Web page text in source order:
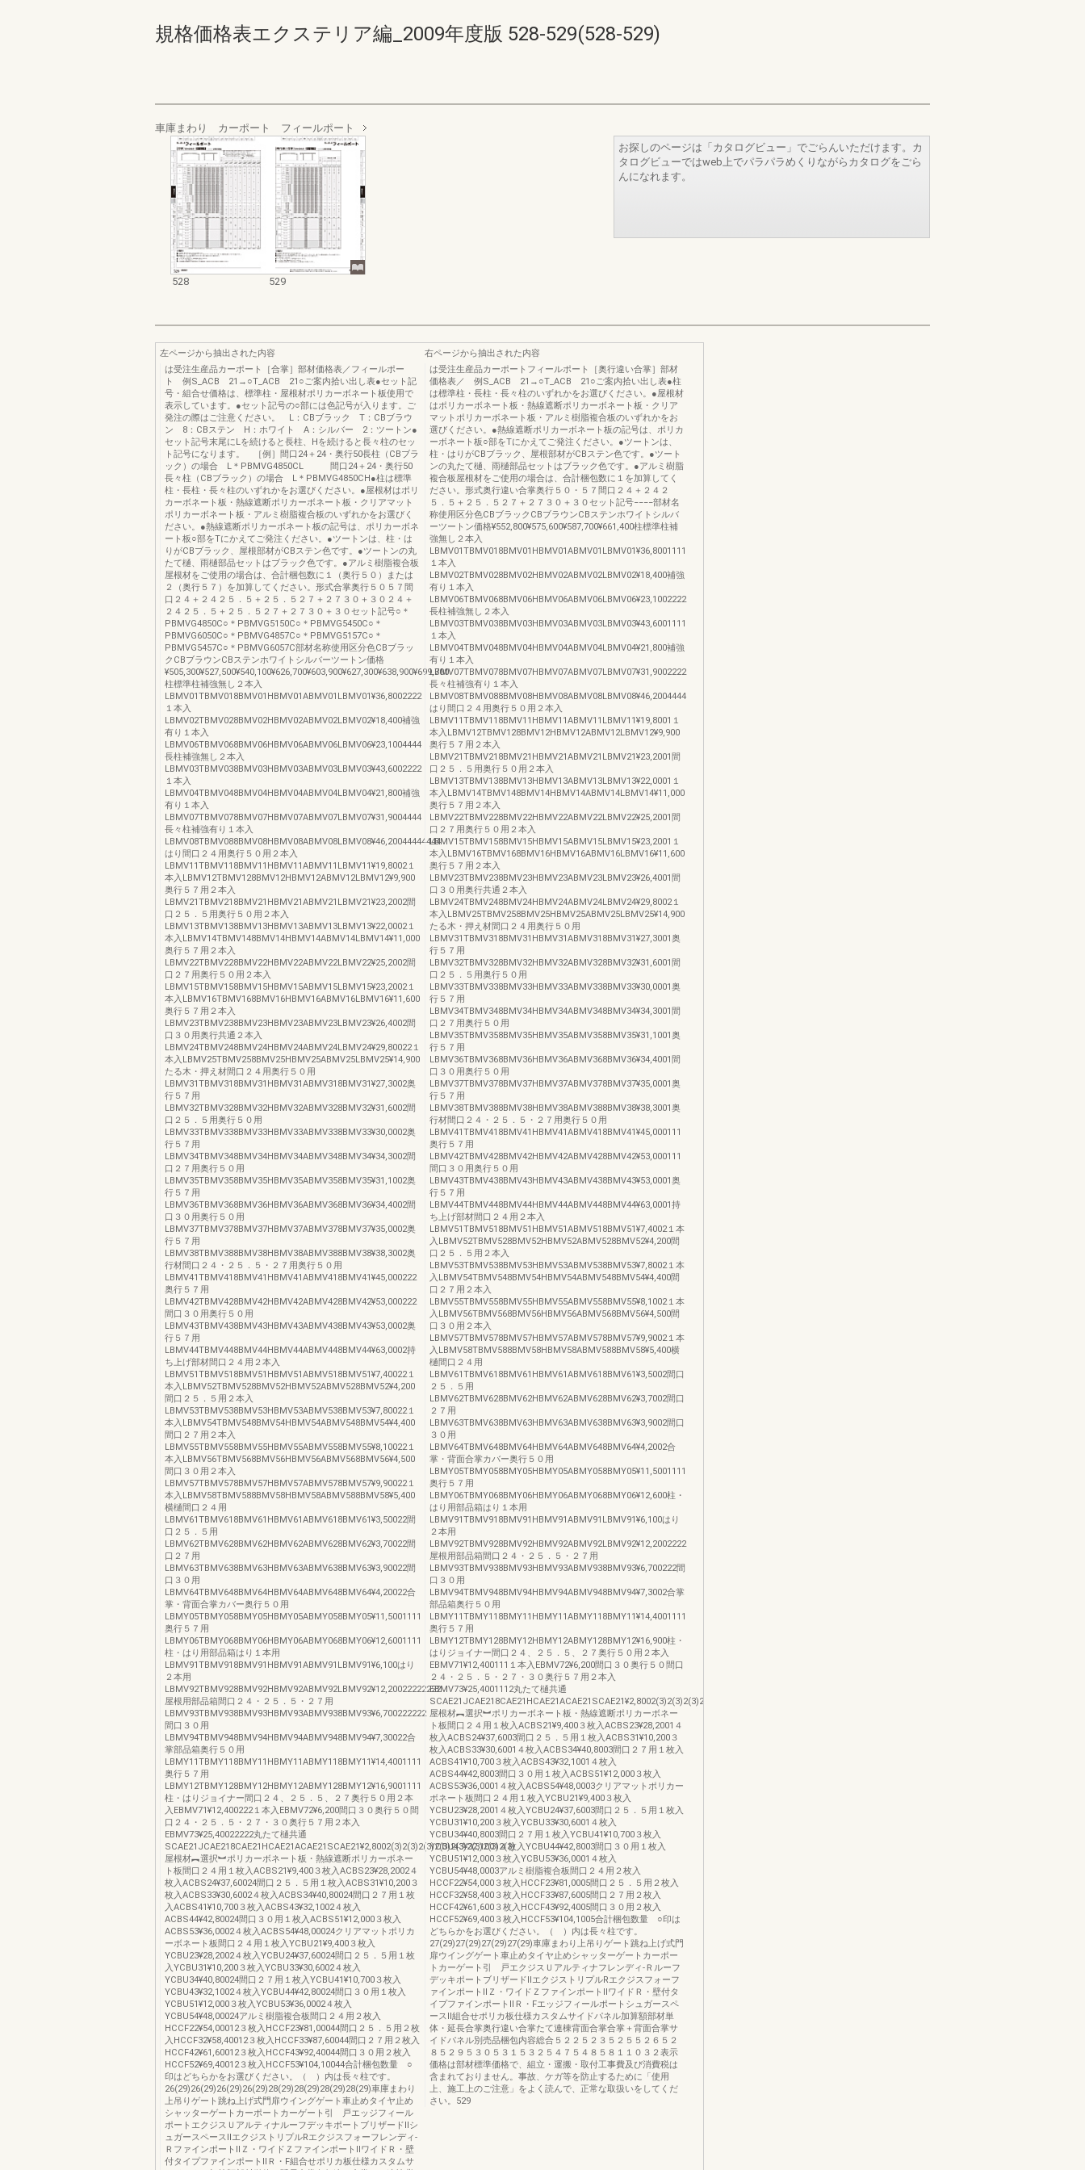
規格価格表エクステリア編_2009年度版 528-529(528-529)
車庫まわり カーポート フィールポート
528 529
お探しのページは「カタログビュー」でごらんいただけます。カ
タログビューではweb上でパラパラめくりながらカタログをごら
んになれます。
左ページから抽出された内容
は受注生産品カーポート［合掌］部材価格表／フィールポー
ト 例S_ACB 21→○T_ACB 21○ご案内拾い出し表●セット記
号・組合せ価格は、標準柱・屋根材ポリカーボネート板使用で
表示しています。●セット記号の○部には色記号が入ります。ご
発注の際はご注意ください。 L：CBブラック T：CBブラウ
ン 8：CBステン H：ホワイト A：シルバー 2：ツートン●
セット記号末尾にLを続けると長柱、Hを続けると長々柱のセッ
ト記号になります。 ［例］間口24＋24・奥行50長柱（CBブラ
ック）の場合 L＊PBMVG4850CL 間口24＋24・奥行50
長々柱（CBブラック）の場合 L＊PBMVG4850CH●柱は標準
柱・長柱・長々柱のいずれかをお選びください。●屋根材はポリ
カーボネート板・熱線遮断ポリカーボネート板・クリアマット
ポリカーボネート板・アルミ樹脂複合板のいずれかをお選びく
ださい。●熱線遮断ポリカーボネート板の記号は、ポリカーボネ
ート板○部をTにかえてご発注ください。●ツートンは、柱・は
りがCBブラック、屋根部材がCBステン色です。●ツートンの丸
たて樋、雨樋部品セットはブラック色です。●アルミ樹脂複合板
屋根材をご使用の場合は、合計梱包数に１（奥行５０）または
２（奥行５７）を加算してください。形式合掌奥行５０５７間
口２４＋２４２５．５＋２５．５２７＋２７３０＋３０２４＋
２４２５．５＋２５．５２７＋２７３０＋３０セット記号○＊
PBMVG4850C○＊PBMVG5150C○＊PBMVG5450C○＊
PBMVG6050C○＊PBMVG4857C○＊PBMVG5157C○＊
PBMVG5457C○＊PBMVG6057C部材名称使用区分色CBブラッ
クCBブラウンCBステンホワイトシルバーツートン価格
¥505,300¥527,500¥540,100¥626,700¥603,900¥627,300¥638,900¥699,700
柱標準柱補強無し２本入
LBMV01TBMV018BMV01HBMV01ABMV01LBMV01¥36,8002222
１本入
LBMV02TBMV028BMV02HBMV02ABMV02LBMV02¥18,400補強
有り１本入
LBMV06TBMV068BMV06HBMV06ABMV06LBMV06¥23,1004444
長柱補強無し２本入
LBMV03TBMV038BMV03HBMV03ABMV03LBMV03¥43,6002222
１本入
LBMV04TBMV048BMV04HBMV04ABMV04LBMV04¥21,800補強
有り１本入
LBMV07TBMV078BMV07HBMV07ABMV07LBMV07¥31,9004444
長々柱補強有り１本入
LBMV08TBMV088BMV08HBMV08ABMV08LBMV08¥46,20044444444
はり間口２４用奥行５０用２本入
LBMV11TBMV118BMV11HBMV11ABMV11LBMV11¥19,8002１
本入LBMV12TBMV128BMV12HBMV12ABMV12LBMV12¥9,900
奥行５７用２本入
LBMV21TBMV218BMV21HBMV21ABMV21LBMV21¥23,2002間
口２５．５用奥行５０用２本入
LBMV13TBMV138BMV13HBMV13ABMV13LBMV13¥22,0002１
本入LBMV14TBMV148BMV14HBMV14ABMV14LBMV14¥11,000
奥行５７用２本入
LBMV22TBMV228BMV22HBMV22ABMV22LBMV22¥25,2002間
口２７用奥行５０用２本入
LBMV15TBMV158BMV15HBMV15ABMV15LBMV15¥23,2002１
本入LBMV16TBMV168BMV16HBMV16ABMV16LBMV16¥11,600
奥行５７用２本入
LBMV23TBMV238BMV23HBMV23ABMV23LBMV23¥26,4002間
口３０用奥行共通２本入
LBMV24TBMV248BMV24HBMV24ABMV24LBMV24¥29,80022１
本入LBMV25TBMV258BMV25HBMV25ABMV25LBMV25¥14,900
たる木・押え材間口２４用奥行５０用
LBMV31TBMV318BMV31HBMV31ABMV318BMV31¥27,3002奥
行５７用
LBMV32TBMV328BMV32HBMV32ABMV328BMV32¥31,6002間
口２５．５用奥行５０用
LBMV33TBMV338BMV33HBMV33ABMV338BMV33¥30,0002奥
行５７用
LBMV34TBMV348BMV34HBMV34ABMV348BMV34¥34,3002間
口２７用奥行５０用
LBMV35TBMV358BMV35HBMV35ABMV358BMV35¥31,1002奥
行５７用
LBMV36TBMV368BMV36HBMV36ABMV368BMV36¥34,4002間
口３０用奥行５０用
LBMV37TBMV378BMV37HBMV37ABMV378BMV37¥35,0002奥
行５７用
LBMV38TBMV388BMV38HBMV38ABMV388BMV38¥38,3002奥
行材間口２４・２５．５・２７用奥行５０用
LBMV41TBMV418BMV41HBMV41ABMV418BMV41¥45,000222
奥行５７用
LBMV42TBMV428BMV42HBMV42ABMV428BMV42¥53,000222
間口３０用奥行５０用
LBMV43TBMV438BMV43HBMV43ABMV438BMV43¥53,0002奥
行５７用
LBMV44TBMV448BMV44HBMV44ABMV448BMV44¥63,0002持
ち上げ部材間口２４用２本入
LBMV51TBMV518BMV51HBMV51ABMV518BMV51¥7,40022１
本入LBMV52TBMV528BMV52HBMV52ABMV528BMV52¥4,200
間口２５．５用２本入
LBMV53TBMV538BMV53HBMV53ABMV538BMV53¥7,80022１
本入LBMV54TBMV548BMV54HBMV54ABMV548BMV54¥4,400
間口２７用２本入
LBMV55TBMV558BMV55HBMV55ABMV558BMV55¥8,10022１
本入LBMV56TBMV568BMV56HBMV56ABMV568BMV56¥4,500
間口３０用２本入
LBMV57TBMV578BMV57HBMV57ABMV578BMV57¥9,90022１
本入LBMV58TBMV588BMV58HBMV58ABMV588BMV58¥5,400
横樋間口２４用
LBMV61TBMV618BMV61HBMV61ABMV618BMV61¥3,50022間
口２５．５用
LBMV62TBMV628BMV62HBMV62ABMV628BMV62¥3,70022間
口２７用
LBMV63TBMV638BMV63HBMV63ABMV638BMV63¥3,90022間
口３０用
LBMV64TBMV648BMV64HBMV64ABMV648BMV64¥4,20022合
掌・背面合掌カバー奥行５０用
LBMY05TBMY058BMY05HBMY05ABMY058BMY05¥11,5001111
奥行５７用
LBMY06TBMY068BMY06HBMY06ABMY068BMY06¥12,6001111
柱・はり用部品箱はり１本用
LBMV91TBMV918BMV91HBMV91ABMV91LBMV91¥6,100はり
２本用
LBMV92TBMV928BMV92HBMV92ABMV92LBMV92¥12,20022222222
屋根用部品箱間口２４・２５．５・２７用
LBMV93TBMV938BMV93HBMV93ABMV938BMV93¥6,700222222
間口３０用
LBMV94TBMV948BMV94HBMV94ABMV948BMV94¥7,30022合
掌部品箱奥行５０用
LBMY11TBMY118BMY11HBMY11ABMY118BMY11¥14,4001111
奥行５７用
LBMY12TBMY128BMY12HBMY12ABMY128BMY12¥16,9001111
柱・はりジョイナー間口２４、２５．５、２７奥行５０用２本
入EBMV71¥12,400222１本入EBMV72¥6,200間口３０奥行５０間
口２４・２５．５・２７・３０奥行５７用２本入
EBMV73¥25,40022222丸たて樋共通
SCAE21JCAE218CAE21HCAE21ACAE21SCAE21¥2,8002(3)2(3)2(3)2(3)2(3)2(3)2(3)2(3)
屋根材︻選択︼ポリカーボネート板・熱線遮断ポリカーボネー
ト板間口２４用１枚入ACBS21¥9,400３枚入ACBS23¥28,2002４
枚入ACBS24¥37,60024間口２５．５用１枚入ACBS31¥10,200３
枚入ACBS33¥30,6002４枚入ACBS34¥40,80024間口２７用１枚
入ACBS41¥10,700３枚入ACBS43¥32,1002４枚入
ACBS44¥42,80024間口３０用１枚入ACBS51¥12,000３枚入
ACBS53¥36,0002４枚入ACBS54¥48,00024クリアマットポリカ
ーボネート板間口２４用１枚入YCBU21¥9,400３枚入
YCBU23¥28,2002４枚入YCBU24¥37,60024間口２５．５用１枚
入YCBU31¥10,200３枚入YCBU33¥30,6002４枚入
YCBU34¥40,80024間口２７用１枚入YCBU41¥10,700３枚入
YCBU43¥32,1002４枚入YCBU44¥42,80024間口３０用１枚入
YCBU51¥12,000３枚入YCBU53¥36,0002４枚入
YCBU54¥48,00024アルミ樹脂複合板間口２４用２枚入
HCCF22¥54,00012３枚入HCCF23¥81,00044間口２５．５用２枚
入HCCF32¥58,40012３枚入HCCF33¥87,60044間口２７用２枚入
HCCF42¥61,60012３枚入HCCF43¥92,40044間口３０用２枚入
HCCF52¥69,40012３枚入HCCF53¥104,10044合計梱包数量 ○
印はどちらかをお選びください。（ ）内は長々柱です。
26(29)26(29)26(29)26(29)28(29)28(29)28(29)28(29)車庫まわり
上吊りゲート跳ね上げ式門扉ウイングゲート車止めタイヤ止め
シャッターゲートカーポートカーゲート引 戸エッジフィール
ポートエクジスＵアルティナルーフデッキポートブリザードⅡシ
ュガースペースⅡエクジストリプルRエクジスフォーフレンディ-
ＲファインポートⅡＺ・ワイドＺファインポートⅡワイドＲ・壁
付タイプファインポートⅡＲ・F組合せポリカ板仕様カスタムサ
右ページから抽出された内容
は受注生産品カーポートフィールポート［奥行違い合掌］部材
価格表／ 例S_ACB 21→○T_ACB 21○ご案内拾い出し表●柱
は標準柱・長柱・長々柱のいずれかをお選びください。●屋根材
はポリカーボネート板・熱線遮断ポリカーボネート板・クリア
マットポリカーボネート板・アルミ樹脂複合板のいずれかをお
選びください。●熱線遮断ポリカーボネート板の記号は、ポリカ
ーボネート板○部をTにかえてご発注ください。●ツートンは、
柱・はりがCBブラック、屋根部材がCBステン色です。●ツート
ンの丸たて樋、雨樋部品セットはブラック色です。●アルミ樹脂
複合板屋根材をご使用の場合は、合計梱包数に１を加算してく
ださい。形式奥行違い合掌奥行５０・５７間口２４＋２４２
５．５＋２５．５２７＋２７３０＋３０セット記号−−−−部材名
称使用区分色CBブラックCBブラウンCBステンホワイトシルバ
ーツートン価格¥552,800¥575,600¥587,700¥661,400柱標準柱補
強無し２本入
LBMV01TBMV018BMV01HBMV01ABMV01LBMV01¥36,8001111
１本入
LBMV02TBMV028BMV02HBMV02ABMV02LBMV02¥18,400補強
有り１本入
LBMV06TBMV068BMV06HBMV06ABMV06LBMV06¥23,1002222
長柱補強無し２本入
LBMV03TBMV038BMV03HBMV03ABMV03LBMV03¥43,6001111
１本入
LBMV04TBMV048BMV04HBMV04ABMV04LBMV04¥21,800補強
有り１本入
LBMV07TBMV078BMV07HBMV07ABMV07LBMV07¥31,9002222
長々柱補強有り１本入
LBMV08TBMV088BMV08HBMV08ABMV08LBMV08¥46,2004444
はり間口２４用奥行５０用２本入
LBMV11TBMV118BMV11HBMV11ABMV11LBMV11¥19,8001１
本入LBMV12TBMV128BMV12HBMV12ABMV12LBMV12¥9,900
奥行５７用２本入
LBMV21TBMV218BMV21HBMV21ABMV21LBMV21¥23,2001間
口２５．５用奥行５０用２本入
LBMV13TBMV138BMV13HBMV13ABMV13LBMV13¥22,0001１
本入LBMV14TBMV148BMV14HBMV14ABMV14LBMV14¥11,000
奥行５７用２本入
LBMV22TBMV228BMV22HBMV22ABMV22LBMV22¥25,2001間
口２７用奥行５０用２本入
LBMV15TBMV158BMV15HBMV15ABMV15LBMV15¥23,2001１
本入LBMV16TBMV168BMV16HBMV16ABMV16LBMV16¥11,600
奥行５７用２本入
LBMV23TBMV238BMV23HBMV23ABMV23LBMV23¥26,4001間
口３０用奥行共通２本入
LBMV24TBMV248BMV24HBMV24ABMV24LBMV24¥29,8002１
本入LBMV25TBMV258BMV25HBMV25ABMV25LBMV25¥14,900
たる木・押え材間口２４用奥行５０用
LBMV31TBMV318BMV31HBMV31ABMV318BMV31¥27,3001奥
行５７用
LBMV32TBMV328BMV32HBMV32ABMV328BMV32¥31,6001間
口２５．５用奥行５０用
LBMV33TBMV338BMV33HBMV33ABMV338BMV33¥30,0001奥
行５７用
LBMV34TBMV348BMV34HBMV34ABMV348BMV34¥34,3001間
口２７用奥行５０用
LBMV35TBMV358BMV35HBMV35ABMV358BMV35¥31,1001奥
行５７用
LBMV36TBMV368BMV36HBMV36ABMV368BMV36¥34,4001間
口３０用奥行５０用
LBMV37TBMV378BMV37HBMV37ABMV378BMV37¥35,0001奥
行５７用
LBMV38TBMV388BMV38HBMV38ABMV388BMV38¥38,3001奥
行材間口２４・２５．５・２７用奥行５０用
LBMV41TBMV418BMV41HBMV41ABMV418BMV41¥45,000111
奥行５７用
LBMV42TBMV428BMV42HBMV42ABMV428BMV42¥53,000111
間口３０用奥行５０用
LBMV43TBMV438BMV43HBMV43ABMV438BMV43¥53,0001奥
行５７用
LBMV44TBMV448BMV44HBMV44ABMV448BMV44¥63,0001持
ち上げ部材間口２４用２本入
LBMV51TBMV518BMV51HBMV51ABMV518BMV51¥7,4002１本
入LBMV52TBMV528BMV52HBMV52ABMV528BMV52¥4,200間
口２５．５用２本入
LBMV53TBMV538BMV53HBMV53ABMV538BMV53¥7,8002１本
入LBMV54TBMV548BMV54HBMV54ABMV548BMV54¥4,400間
口２７用２本入
LBMV55TBMV558BMV55HBMV55ABMV558BMV55¥8,1002１本
入LBMV56TBMV568BMV56HBMV56ABMV568BMV56¥4,500間
口３０用２本入
LBMV57TBMV578BMV57HBMV57ABMV578BMV57¥9,9002１本
入LBMV58TBMV588BMV58HBMV58ABMV588BMV58¥5,400横
樋間口２４用
LBMV61TBMV618BMV61HBMV61ABMV618BMV61¥3,5002間口
２５．５用
LBMV62TBMV628BMV62HBMV62ABMV628BMV62¥3,7002間口
２７用
LBMV63TBMV638BMV63HBMV63ABMV638BMV63¥3,9002間口
３０用
LBMV64TBMV648BMV64HBMV64ABMV648BMV64¥4,2002合
掌・背面合掌カバー奥行５０用
LBMY05TBMY058BMY05HBMY05ABMY058BMY05¥11,5001111
奥行５７用
LBMY06TBMY068BMY06HBMY06ABMY068BMY06¥12,600柱・
はり用部品箱はり１本用
LBMV91TBMV918BMV91HBMV91ABMV91LBMV91¥6,100はり
２本用
LBMV92TBMV928BMV92HBMV92ABMV92LBMV92¥12,2002222
屋根用部品箱間口２４・２５．５・２７用
LBMV93TBMV938BMV93HBMV93ABMV938BMV93¥6,700222間
口３０用
LBMV94TBMV948BMV94HBMV94ABMV948BMV94¥7,3002合掌
部品箱奥行５０用
LBMY11TBMY118BMY11HBMY11ABMY118BMY11¥14,4001111
奥行５７用
LBMY12TBMY128BMY12HBMY12ABMY128BMY12¥16,900柱・
はりジョイナー間口２４、２５．５、２７奥行５０用２本入
EBMV71¥12,400111１本入EBMV72¥6,200間口３０奥行５０間口
２４・２５．５・２７・３０奥行５７用２本入
EBMV73¥25,4001112丸たて樋共通
SCAE21JCAE218CAE21HCAE21ACAE21SCAE21¥2,8002(3)2(3)2(3)2(3)
屋根材︻選択︼ポリカーボネート板・熱線遮断ポリカーボネー
ト板間口２４用１枚入ACBS21¥9,400３枚入ACBS23¥28,2001４
枚入ACBS24¥37,6003間口２５．５用１枚入ACBS31¥10,200３
枚入ACBS33¥30,6001４枚入ACBS34¥40,8003間口２７用１枚入
ACBS41¥10,700３枚入ACBS43¥32,1001４枚入
ACBS44¥42,8003間口３０用１枚入ACBS51¥12,000３枚入
ACBS53¥36,0001４枚入ACBS54¥48,0003クリアマットポリカー
ボネート板間口２４用１枚入YCBU21¥9,400３枚入
YCBU23¥28,2001４枚入YCBU24¥37,6003間口２５．５用１枚入
YCBU31¥10,200３枚入YCBU33¥30,6001４枚入
YCBU34¥40,8003間口２７用１枚入YCBU41¥10,700３枚入
YCBU43¥32,1001４枚入YCBU44¥42,8003間口３０用１枚入
YCBU51¥12,000３枚入YCBU53¥36,0001４枚入
YCBU54¥48,0003アルミ樹脂複合板間口２４用２枚入
HCCF22¥54,000３枚入HCCF23¥81,0005間口２５．５用２枚入
HCCF32¥58,400３枚入HCCF33¥87,6005間口２７用２枚入
HCCF42¥61,600３枚入HCCF43¥92,4005間口３０用２枚入
HCCF52¥69,400３枚入HCCF53¥104,1005合計梱包数量 ○印は
どちらかをお選びください。（ ）内は長々柱です。
27(29)27(29)27(29)27(29)車庫まわり上吊りゲート跳ね上げ式門
扉ウイングゲート車止めタイヤ止めシャッターゲートカーポー
トカーゲート引 戸エクジスＵアルティナフレンディ-Ｒルーフ
デッキポートブリザードⅡエクジストリプルRエクジスフォーフ
ァインポートⅡＺ・ワイドＺファインポートⅡワイドＲ・壁付タ
イプファインポートⅡＲ・Fエッジフィールポートシュガースペ
ースⅡ組合せポリカ板仕様カスタムサイドパネル加算額部材単
体・延長合掌奥行違い合掌たて連棟背面合掌合掌＋背面合掌サ
イドパネル別売品梱包内容総合５２２５２３５２５５２６５２
８５２９５３０５３１５３２５４７５４８５８１１０３２表示
価格は部材標準価格で、組立・運搬・取付工事費及び消費税は
含まれておりません。事故、ケガ等を防止するために「使用
上、施工上のご注意」をよく読んで、正常な取扱いをしてくだ
さい。529